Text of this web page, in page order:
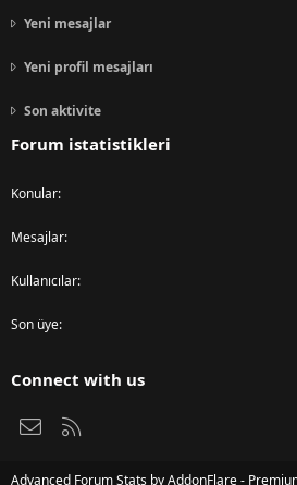
Yeni mesajlar
Yeni profil mesajları
Son aktivite
Forum istatistikleri
Konular
Mesajlar
Kullanıcılar
Son üye
Connect with us
Bize ulaşın
Advanced Forum Stats byAddonFlare -